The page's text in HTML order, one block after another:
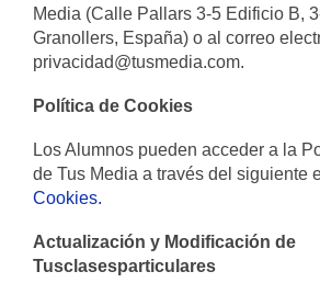
Media (Calle Pallars 3-5 Edificio B,
Granollers, España) o al correo
privacidad@tusmedia.com.
Política de Cookies
Los Alumnos pueden acceder a la
de Tus Media a través del siguiente
Cookies.
Actualización y Modificación de
Tusclasesparticulares